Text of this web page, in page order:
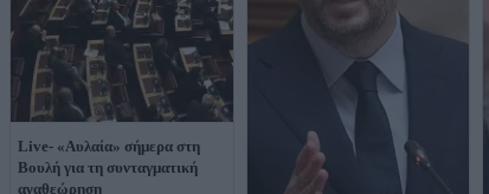
Live- «Αυλαία» σήμερα στη
Βουλή για τη συνταγματική
αναθεώρηση